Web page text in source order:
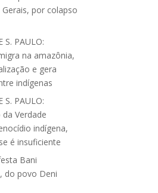
por colapso
S. PAULO:
na amazônia,
e gera
indígenas
S. PAULO:
Verdade
indígena,
é insuficiente
Bani
do povo Deni